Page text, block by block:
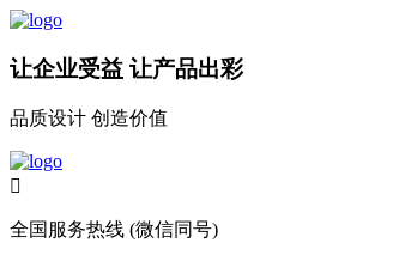
让企业受益 让产品出彩
品质设计 创造价值

全国服务热线 (微信同号)